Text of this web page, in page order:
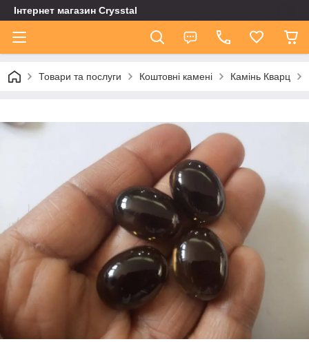
Інтернет магазин Сrysstal
Товари та послуги Коштовні камені Камінь Кварц